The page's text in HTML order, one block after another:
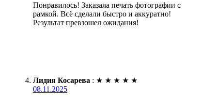
Понравилось! Заказала печать фотографии с
рамкой. Всё сделали быстро и аккуратно!
Результат превзошел ожидания!
Лидия Косарева : ★ ★ ★ ★ ★
08.11.2025